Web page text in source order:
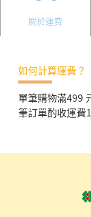
關於運費
如何計算運費？
單筆購物滿499
筆訂單酌收運費